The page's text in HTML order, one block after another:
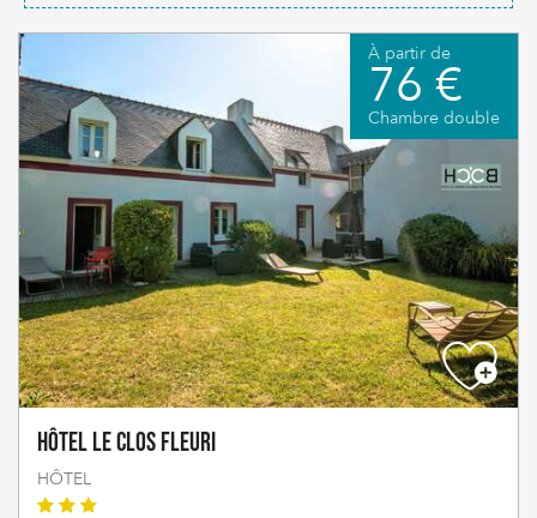
À partir de
76 €
Chambre double
Hôtel Le Clos Fleuri
HÔTEL